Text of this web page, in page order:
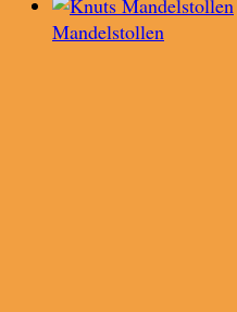
Mandelstollen